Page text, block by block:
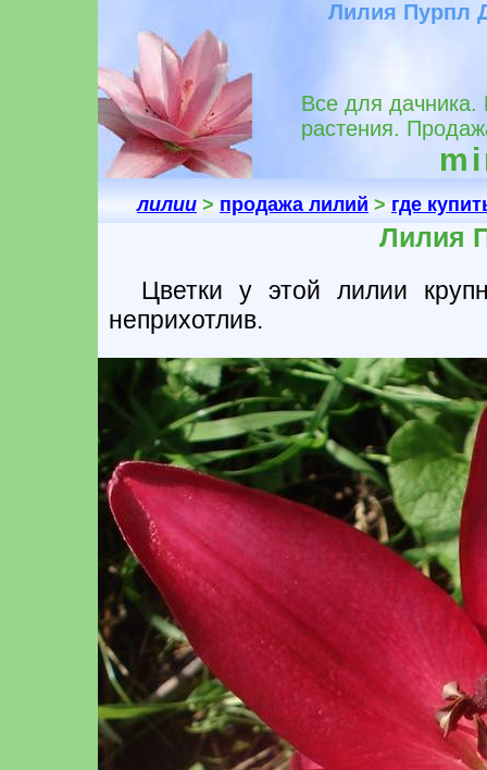
Лилия Пурпл
Все для дачника.
растения.
лилии > продажа лилий > где
Лилия
Цветки у этой лилии
неприхотлив.